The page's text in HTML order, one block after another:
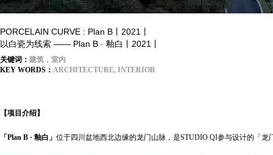
PORCELAIN CURVE : Plan B丨2021丨
以白瓷为线索 —— Plan B · 釉白丨2021丨
关键词： 建筑，室内
KEY WORDS： ARCHITECTURE, INTERIOR
【项目介绍】
「Plan B · 釉白」 位于四川盆地西北边缘的龙门山脉，是STUDIO QI参与设计的「龙